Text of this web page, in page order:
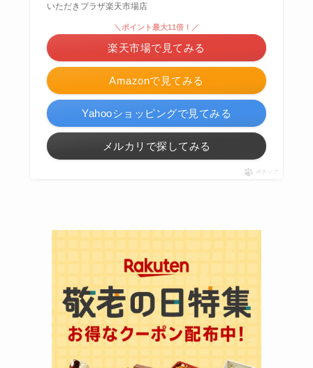
いただきプラザ楽天市場店
Amazonで見てみる
＼ポイント最大11倍！／
楽天市場で見てみる
Yahooショッピングで見てみる
メルカリで探してみる
ポチップ